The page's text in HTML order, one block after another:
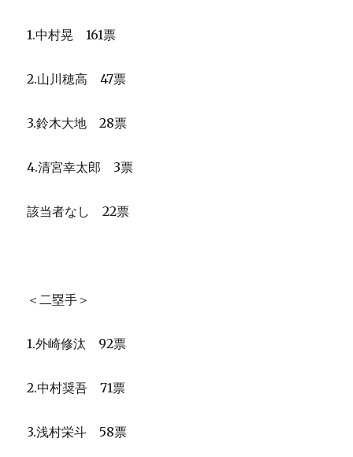
1.中村晃 161票
2.山川穂高 47票
3.鈴木大地 28票
4.清宮幸太郎 3票
該当者なし 22票
＜二塁手＞
1.外崎修汰 92票
2.中村奨吾 71票
3.浅村栄斗 58票